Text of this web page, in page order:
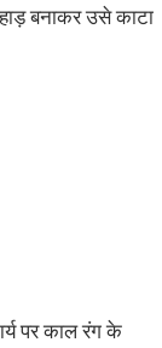
बनाकर उसे काटा
पर काल रंग के